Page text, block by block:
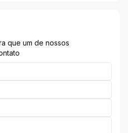
que um de nossos